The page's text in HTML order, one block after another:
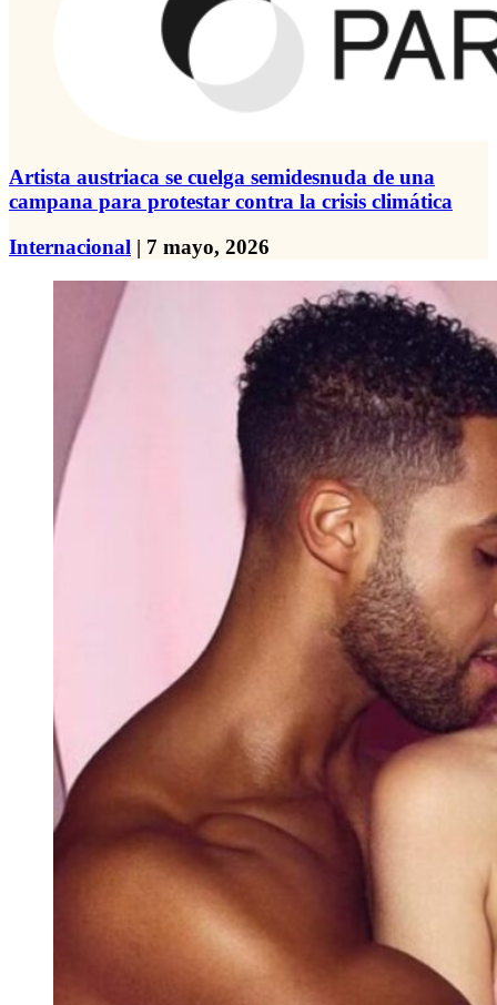
Artista austriaca se cuelga semidesnuda de una
campana para protestar contra la crisis climática
Internacional | 7 mayo, 2026